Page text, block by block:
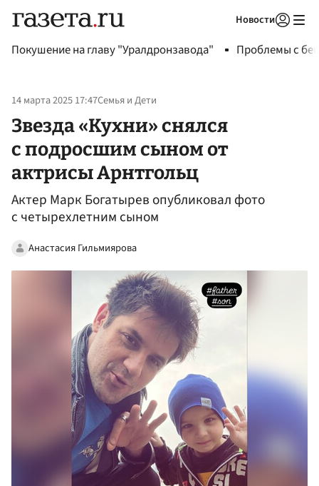
Новости
Покушение на главу "Уралдронзавода" Проблемы с
14 марта 2025 17:47Семья и Дети
Звезда «Кухни» снялся
с подросшим сыном от
актрисы Арнтгольц
Актер Марк Богатырев опубликовал фото
с четырехлетним сыном
Анастасия Гильмиярова